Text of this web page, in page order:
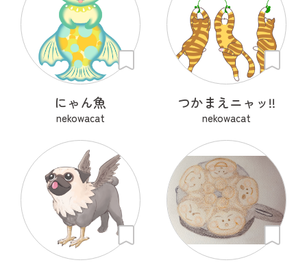
にゃん魚
nekowacat
つかまえニャッ!!
nekowacat